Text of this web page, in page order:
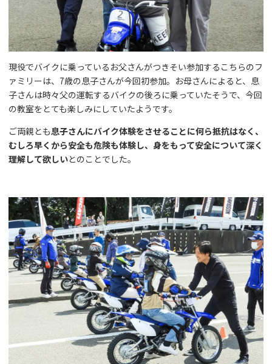
現役でバイクに乗っているお父さんがつきそい参加するこちらのフ
ァミリーは、7歳の息子さんが今回初参加。お母さんによると、息
子さんは時々父の運転するバイクの後ろに乗っていたそうで、今回
の教室をとても楽しみにしていたようです。
ご両親とも息子さんにバイク体験をさせることに何ら抵抗はなく、
むしろ早くから安全も危険も体験し、身をもって安全について深く
理解して欲しいとのことでした。